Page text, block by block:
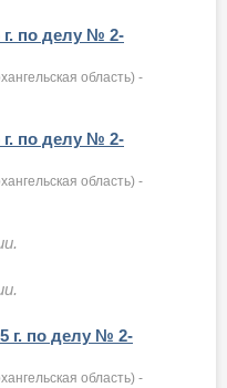
г. по делу № 2-
область) -
г. по делу № 2-
область) -
г. по делу № 2-
область) -